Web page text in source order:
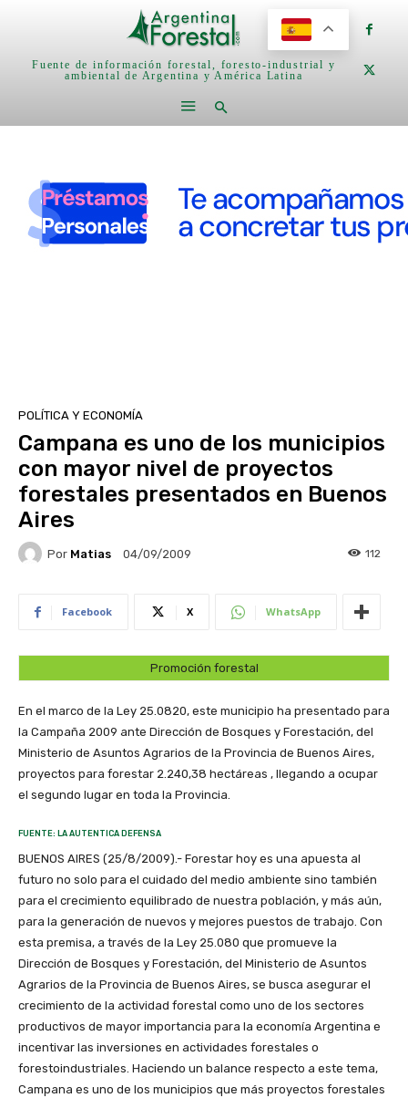
Fuente de información forestal, foresto-industrial y
ambiental de Argentina y América Latina
POLÍTICA Y ECONOMÍA
Campana es uno de los municipios
con mayor nivel de proyectos
forestales presentados en Buenos
Aires
Por Matias 04/09/2009 112
Facebook X WhatsApp
Promoción forestal
En el marco de la Ley 25.0820, este municipio ha presentado para
la Campaña 2009 ante Dirección de Bosques y Forestación, del
Ministerio de Asuntos Agrarios de la Provincia de Buenos Aires,
proyectos para forestar 2.240,38 hectáreas , llegando a ocupar
el segundo lugar en toda la Provincia.
FUENTE: LA AUTENTICA DEFENSA
BUENOS AIRES (25/8/2009).- Forestar hoy es una apuesta al
futuro no solo para el cuidado del medio ambiente sino también
para el crecimiento equilibrado de nuestra población, y más aún,
para la generación de nuevos y mejores puestos de trabajo. Con
esta premisa, a través de la Ley 25.080 que promueve la
Dirección de Bosques y Forestación, del Ministerio de Asuntos
Agrarios de la Provincia de Buenos Aires, se busca asegurar el
crecimiento de la actividad forestal como uno de los sectores
productivos de mayor importancia para la economía Argentina e
incentivar las inversiones en actividades forestales o
forestoindustriales. Haciendo un balance respecto a este tema,
Campana es uno de los municipios que más proyectos forestales